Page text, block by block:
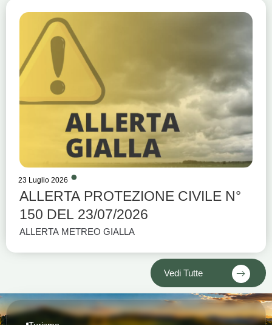
OGGI 28/07/2026
23 Luglio 2026
ALLERTA PROTEZIONE CIVILE N°
150 DEL 23/07/2026
ALLERTA METREO GIALLA
Vedi Tutte